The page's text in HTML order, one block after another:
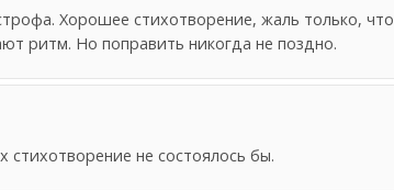
Хорошее стихотворение, жаль только, что
ритм. Но поправить никогда не поздно.
стихотворение не состоялось бы.